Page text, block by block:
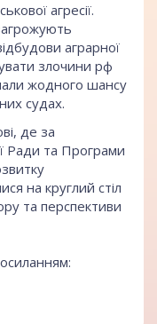
агресії.
аграрної
злочини рф
жодного шансу
судах.
де за
Ради та Програми
на круглий стіл
та перспективи